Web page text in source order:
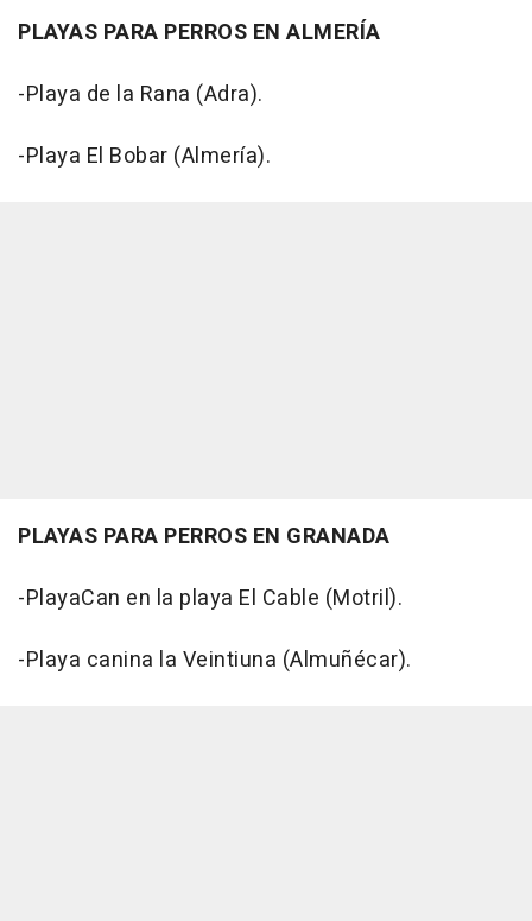
PLAYAS PARA PERROS EN ALMERÍA
-Playa de la Rana (Adra).
-Playa El Bobar (Almería).
PLAYAS PARA PERROS EN GRANADA
-PlayaCan en la playa El Cable (Motril).
-Playa canina la Veintiuna (Almuñécar).